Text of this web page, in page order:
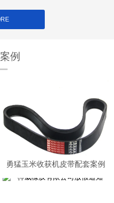
例
勇猛玉米收获机皮带配套案例